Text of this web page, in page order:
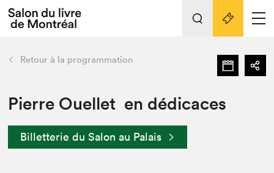
L'événement
Préparer sa visite au Salon
Actualités
retour Nos activités
Préparer sa visite
Liens pratiques
Retour à la programmation
Pierre Ouellet en dédicaces
Billetterie du Salon au Palais